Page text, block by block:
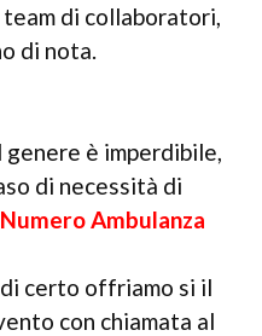
di collaboratori,
di nota.
è imperdibile,
di necessità di
Numero Ambulanza
certo offriamo si il
con chiamata al